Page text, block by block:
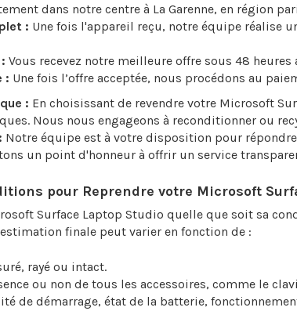
dans notre centre à La Garenne, en région
: Une fois l'appareil reçu, notre équipe réalise
Vous recevez notre meilleure offre sous 48
: Une fois l’offre acceptée, nous procédons au
: En choisissant de revendre votre Microsoft
Nous nous engageons à reconditionner ou
Notre équipe est à votre disposition pour
un point d'honneur à offrir un service
pour Reprendre votre Microsoft
Surface Laptop Studio quelle que soit sa
finale peut varier en fonction de :
rayé ou intact.
ou non de tous les accessoires, comme le
de démarrage, état de la batterie,